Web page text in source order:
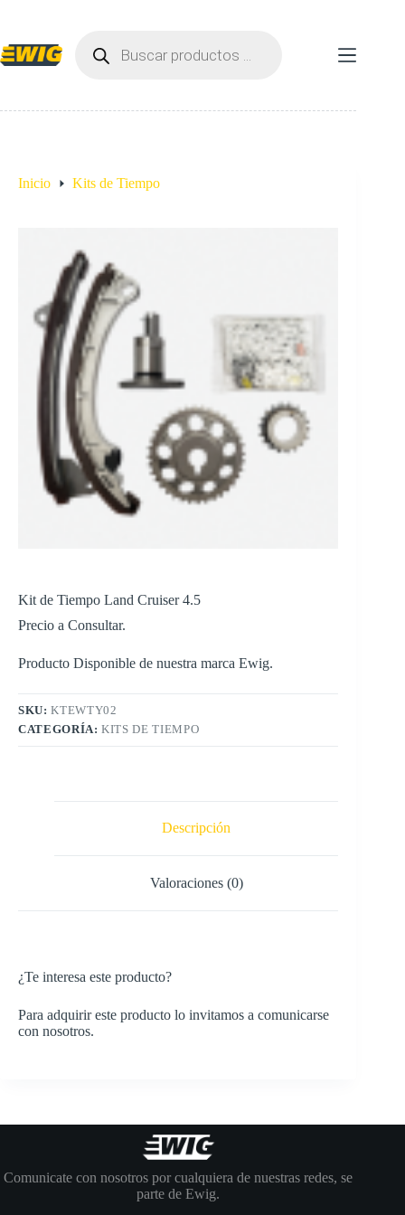
productos
Inicio Kits de Tiempo
Kit de Tiempo Land Cruiser 4.5
Precio a Consultar.
Producto Disponible de nuestra marca Ewig.
SKU:KTEWTY02
CATEGORÍA:KITS DE TIEMPO
Descripción
Valoraciones (0)
¿Te interesa este producto?
Para adquirir este producto lo invitamos a comunicarse
con nosotros.
Comunicate con nosotros por cualquiera de nuestras redes, se
parte de Ewig.